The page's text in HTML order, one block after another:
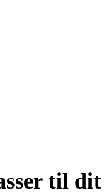
til dit